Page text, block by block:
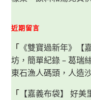
值
近期留言
「 《雙寶過新年》【
坊，簡單紀錄 – 葛瑞
東石漁人碼頭，人造
「 【嘉義布袋】 好